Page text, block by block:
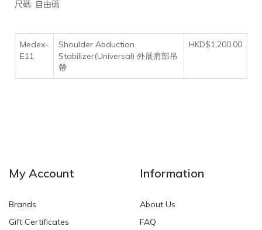
尺碼: 自由碼
Medex-
E11
Shoulder Abduction
Stabilizer(Universal) 外展肩部吊
帶
HKD$1,200.00
My Account
Brands
Gift Certificates
Information
About Us
FAQ